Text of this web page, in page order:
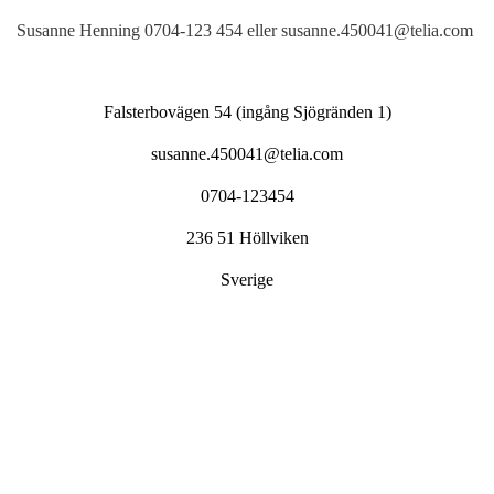
Susanne Henning 0704-123 454 eller susanne.450041@telia.com
Falsterbovägen 54 (ingång Sjögränden 1)
susanne.450041@telia.com
0704-123454
236 51 Höllviken
Sverige